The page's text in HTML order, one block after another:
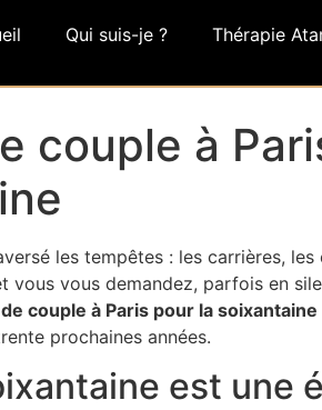
Qui suis-je ? Thérapie
couple à
les tempêtes : les carrières,
vous vous demandez, parfois en
couple à Paris pour la soixantaine
prochaines années.
est une